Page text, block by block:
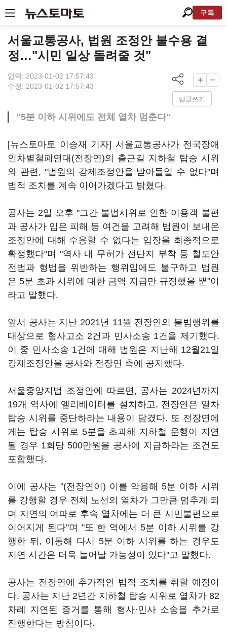
구독
서울교통공사, 법원 조정안 불수용 결
정…"시민 일상 돌려줄 것"
입력: 2023-01-02 17:57:43
수정: 2023-01-02 17:57:43
답글쓰기
"5분 이하 시위에도 전체 열차 멈춘다"
[뉴스토마토 이승재 기자] 서울교통공사가 전국장애
인차별철폐연대(전장연)의 출근길 지하철 탑승 시위
와 관련, "법원의 강제조정안을 받아들일 수 없다"며
법적 조치를 계속 이어가겠다고 밝혔다.
공사는 2일 오후 "그간 불법시위로 인한 이용객 불편
과 공사가 입은 피해 등 여건을 고려해 법원이 보내온
조정안에 대해 수용할 수 없다는 입장을 최종적으로
확정했다"며 "역사 내 무허가 전단지 부착 등 철도안
전법과 형법을 위반하는 행위임에도 불구하고 법원
은 5분 초과 시위에 대한 금액 지급만 규정했을 뿐"이
라고 말했다.
앞서 공사는 지난 2021년 11월 전장연의 불법행위를
대상으로 형사고소 2건과 민사소송 1건을 제기했다.
이 중 민사소송 1건에 대해 법원은 지난해 12월21일
강제조정안을 공사와 전장연 측에 공지했다.
서울중앙지법 조정안에 따르면, 공사는 2024년까지
19개 역사에 엘리베이터를 설치하고, 전장연은 열차
탑승 시위를 중단하라는 내용이 담겼다. 또 전장연에
게는 탑승 시위로 5분을 초과해 지하철 운행이 지연
될 경우 1회당 500만원을 공사에 지급하라는 조건도
포함했다.
이에 공사는 "(전장연이) 이를 악용해 5분 이하 시위
를 강행할 경우 전체 노선의 열차가 그만큼 멈추게 되
며 지연의 여파로 후속 열차에는 더 큰 시민불편으로
이어지게 된다"며 "또 한 역에서 5분 이하 시위를 강
행한 뒤, 이동해 다시 5분 이하 시위를 하는 경우도
지연 시간은 더욱 늘어날 가능성이 있다"고 말했다.
공사는 전장연에 추가적인 법적 조치를 취할 예정이
다. 공사는 지난 2년간 지하철 탑승 시위로 열차가 82
차례 지연된 증거를 통해 형사·민사 소송을 추가로
진행한다는 방침이다.